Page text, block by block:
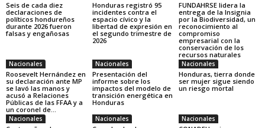
Seis de cada diez
declaraciones de
políticos hondureños
durante 2026 fueron
falsas y engañosas
Honduras registró 95
incidentes contra el
espacio cívico y la
libertad de expresión en
el segundo trimestre de
2026
FUNDAHRSE lidera la
entrega de la Insignia
por la Biodiversidad, un
reconocimiento al
compromiso
empresarial con la
conservación de los
recursos naturales
Nacionales
Roosevelt Hernández en
su declaración ante MP
se lavó las manos y
acusó a Relaciones
Públicas de las FFAA y a
un coronel de...
Nacionales
Presentación del
informe sobre los
impactos del modelo de
transición energética en
Honduras
Nacionales
Honduras, tierra donde
ser mujer sigue siendo
un riesgo mortal
Nacionales Nacionales Nacionales